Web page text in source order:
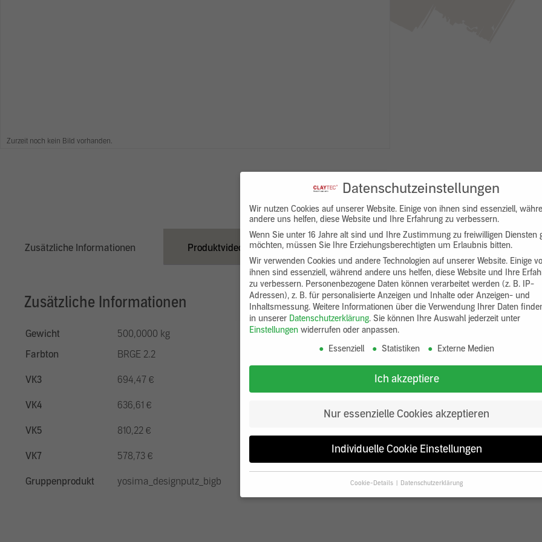
Zurzeit noch kein Bild vorhanden.
Zusätzliche Informationen Produktvideo Downloads Produktbeschreibung
Zusätzliche Informationen
Gewicht
500,0000 kg
Farbton
BRGE 2.2
VK3 694,47 €
VK4 636,61 €
VK5 810,22 €
VK7 578,73 €
Gruppenprodukt yosima_designputz_bigb
Datenschutzeinstellungen
Wir nutzen Cookies auf unserer Website. Einige von ihnen sind essenziell,
andere uns helfen, diese Website und Ihre Erfahrung zu verbessern.
Wenn Sie unter 16 Jahre alt sind und Ihre Zustimmung zu freiwilligen Diensten
möchten, müssen Sie Ihre Erziehungsberechtigten um Erlaubnis bitten.
Wir verwenden Cookies und andere Technologien auf unserer Website. Einige
ihnen sind essenziell, während andere uns helfen, diese Website und Ihre
zu verbessern. Personenbezogene Daten können verarbeitet werden (z. B. IP-
Adressen), z. B. für personalisierte Anzeigen und Inhalte oder Anzeigen- und
Inhaltsmessung. Weitere Informationen über die Verwendung Ihrer Daten
in unserer Datenschutzerklärung. Sie können Ihre Auswahl jederzeit unter
Einstellungen widerrufen oder anpassen.
Essenziell
Statistiken Externe Medien
Ich akzeptiere
Nur essenzielle Cookies akzeptieren
Individuelle Cookie Einstellungen
Cookie-Details Datenschutzerklärung
Datenschutzeinstellungen